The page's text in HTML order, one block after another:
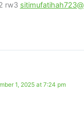
rw3
1, 2025 at 7:24 pm